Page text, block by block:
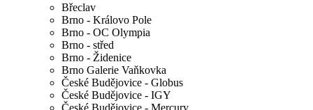
Břeclav
Brno - Královo Pole
Brno - OC Olympia
Brno - střed
Brno - Židenice
Brno Galerie Vaňkovka
České Budějovice - Globus
České Budějovice - IGY
České Budějovice - Mercury